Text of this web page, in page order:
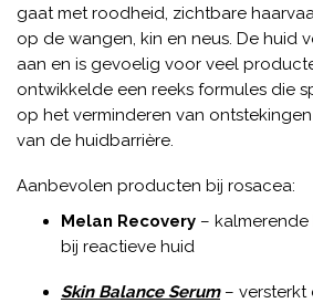
gaat met roodheid, zichtbare
op de wangen, kin en neus. De huid
aan en is gevoelig voor veel
ontwikkelde een reeks formules die
op het verminderen van
van de huidbarrière.
Aanbevolen producten bij rosacea:
Melan Recovery –
bij reactieve huid
Skin Balance Serum– versterkt